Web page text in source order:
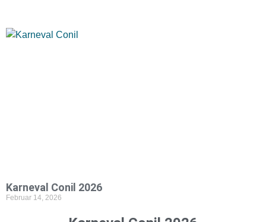
Karneval Conil 2026
Februar 14, 2026